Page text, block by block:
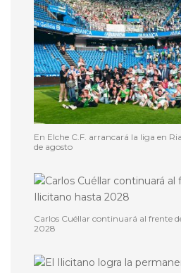
En Elche C.F. arrancará la liga en
de agosto
Carlos Cuéllar continuará al frente
2028